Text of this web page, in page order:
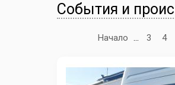
События и
Начало ... 3 4